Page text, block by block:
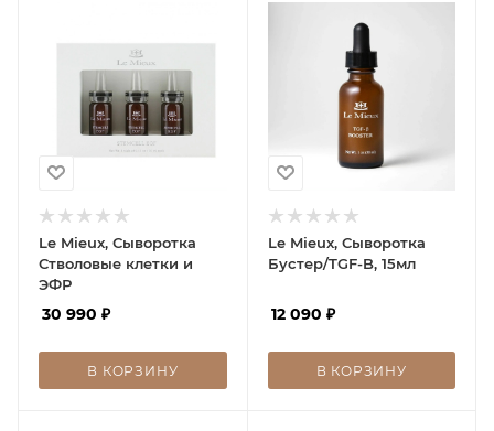
Le Mieux, Сыворотка
Стволовые клетки и
ЭФР
30 990 ₽
В КОРЗИНУ
Le Mieux, Сыворотка
Бустер/TGF-B, 15мл
12 090 ₽
В КОРЗИНУ